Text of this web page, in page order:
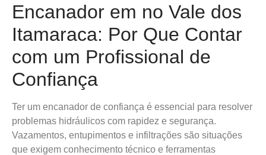
Encanador em no Vale dos
Itamaraca: Por Que Contar
com um Profissional de
Confiança
Ter um encanador de confiança é essencial para resolver
problemas hidráulicos com rapidez e segurança.
Vazamentos, entupimentos e infiltrações são situações
que exigem conhecimento técnico e ferramentas